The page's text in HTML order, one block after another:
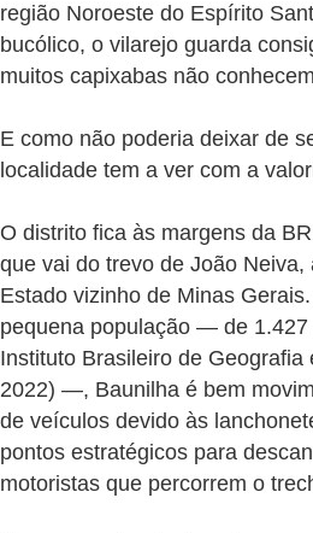
região Noroeste do Espírito
bucólico, o vilarejo guarda
muitos capixabas não
E como não poderia deixar de
localidade tem a ver com a
O distrito fica às margens da
que vai do trevo de João
Estado vizinho de Minas
pequena população — de
Instituto Brasileiro de
2022) —, Baunilha é bem
de veículos devido às
pontos estratégicos para
motoristas que percorrem o